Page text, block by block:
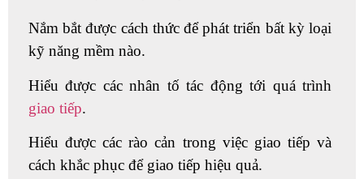
Nắm bắt được cách thức để phát triển bất kỳ loại
kỹ năng mềm nào.
Hiểu được các nhân tố tác động tới quá trình
giao tiếp.
Hiểu được các rào cản trong việc giao tiếp và
cách khắc phục để giao tiếp hiệu quả.